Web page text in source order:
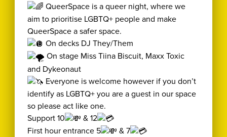
QueerSpace is a queer night, where we
aim to prioritise LGBTQ+ people and make
QueerSpace a safer space.
On decks DJ They/Them
On stage Miss Tiina Biscuit, Maxx Toxic
and Dykeonaut
Everyone is welcome however if you don’t
identify as LGBTQ+ you are a guest in our space
so please act like one.
Support 10
& 12
First hour entrance 5
& 7